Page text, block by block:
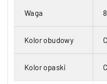
Waga
Kolor obudowy
Kolor opaski